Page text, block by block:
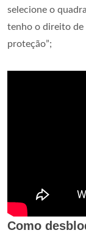
selecione o
tenho o direito de
proteção”;
Como